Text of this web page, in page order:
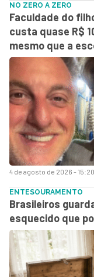
4 de agosto de 2026 - 15:20
NO ZERO A ZERO
Faculdade do
custa quase R$
mesmo que a
ENTESOURAMENTO
Brasileiros
esquecido que